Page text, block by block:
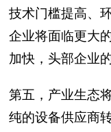
技术门槛提高、
企业将面临更大
加快，头部企业
第五，产业生态
纯的设备供应商